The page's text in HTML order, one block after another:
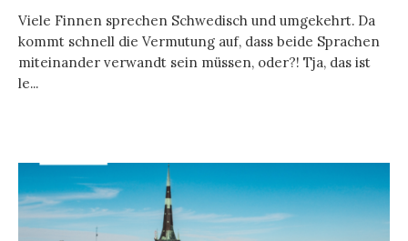
Viele Finnen sprechen Schwedisch und umgekehrt. Da
kommt schnell die Vermutung auf, dass beide Sprachen
miteinander verwandt sein müssen, oder?! Tja, das ist
le...